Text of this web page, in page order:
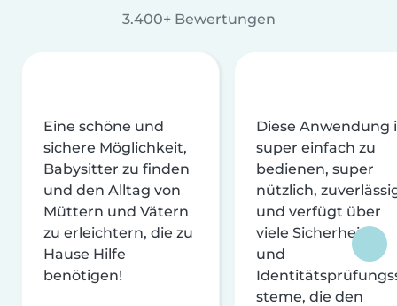
3.400+ Bewertungen
Eine schöne und
sichere Möglichkeit,
Babysitter zu finden
und den Alltag von
Müttern und Vätern
zu erleichtern, die zu
Hause Hilfe
benötigen!
Diese Anwendung
super einfach zu
bedienen, super
nützlich,
und verfügt über
viele Sicherheits-
und
steme, die den